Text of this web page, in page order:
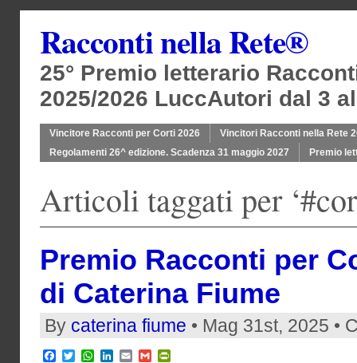
Racconti nella Rete®
25° Premio letterario
2025/2026 LuccAutori dal 3
Vincitore Racconti per Corti 2026
Vincitori Racconti nella Rete
Regolamenti 26^ edizione. Scadenza 31 maggio 2027
Premio
Articoli taggati per
Premio Racconti per
di Caterina Fiume
By caterina fiume • Mag 31st, 2025 •
Facebook
TwitterWhatsApp
LinkedIn
EmailGmail